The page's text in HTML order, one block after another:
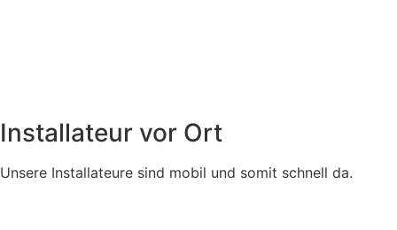
Installateur vor Ort
Unsere Installateure sind mobil und somit schnell da.